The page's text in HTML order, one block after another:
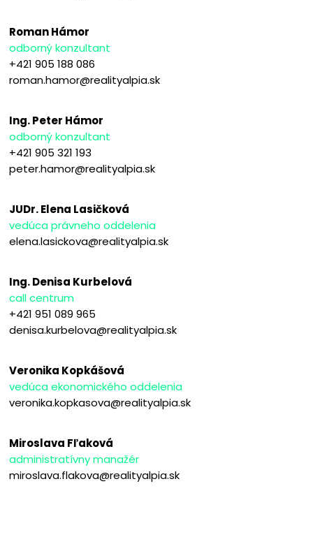
Roman Hámor
odborný konzultant
+421 905 188 086
roman.hamor@realityalpia.sk
Ing. Peter Hámor
odborný konzultant
+421 905 321 193
peter.hamor@realityalpia.sk
JUDr. Elena Lasičková
vedúca právneho oddelenia
elena.lasickova@realityalpia.sk
Ing. Denisa Kurbelová
call centrum
+421 951 089 965
denisa.kurbelova@realityalpia.sk
Veronika Kopkášová
vedúca ekonomického oddelenia
veronika.kopkasova@realityalpia.sk
Miroslava Fľaková
administratívny manažér
miroslava.flakova@realityalpia.sk